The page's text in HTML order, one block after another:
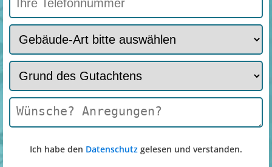
Ich habe den Datenschutz gelesen und verstanden.